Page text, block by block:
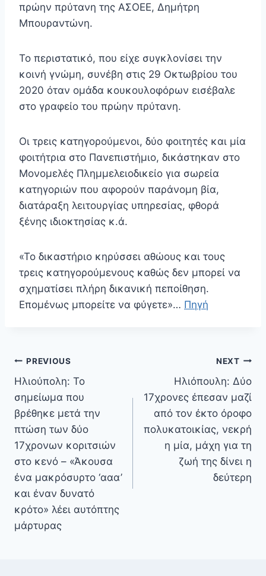
πρώην πρύτανη της ΑΣΟΕΕ, Δημήτρη
Μπουραντώνη.
Το περιστατικό, που είχε συγκλονίσει την
κοινή γνώμη, συνέβη στις 29 Οκτωβρίου του
2020 όταν ομάδα κουκουλοφόρων εισέβαλε
στο γραφείο του πρώην πρύτανη.
Οι τρεις κατηγορούμενοι, δύο φοιτητές και μία
φοιτήτρια στο Πανεπιστήμιο, δικάστηκαν στο
Μονομελές Πλημμελειοδικείο για σωρεία
κατηγοριών που αφορούν παράνομη βία,
διατάραξη λειτουργίας υπηρεσίας, φθορά
ξένης ιδιοκτησίας κ.ά.
«Το δικαστήριο κηρύσσει αθώους και τους
τρεις κατηγορούμενους καθώς δεν μπορεί να
σχηματίσει πλήρη δικανική πεποίθηση.
Επομένως μπορείτε να φύγετε»… Πηγή
Πλοήγηση
άρθρων
PREVIOUS
Ηλιούπολη: Το
σημείωμα που
βρέθηκε μετά την
πτώση των δύο
17χρονων κοριτσιών
στο κενό – «Άκουσα
ένα μακρόσυρτο ‘ααα’
και έναν δυνατό
κρότο» λέει αυτόπτης
μάρτυρας
NEXT
Ηλιόπουλη: Δύο
17χρονες έπεσαν μαζί
από τον έκτο όροφο
πολυκατοικίας, νεκρή
η μία, μάχη για τη
ζωή της δίνει η
δεύτερη